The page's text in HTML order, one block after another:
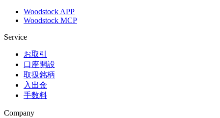
Woodstock APP
Woodstock MCP
Service
お取引
口座開設
取扱銘柄
入出金
手数料
Company